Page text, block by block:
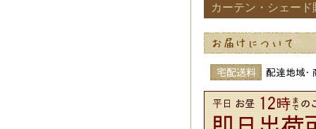
カーテン・シェー